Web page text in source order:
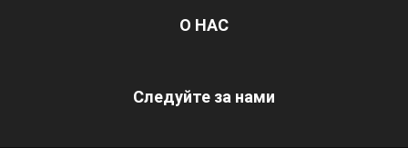
О НАС
Следуйте за нами